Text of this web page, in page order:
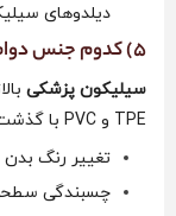
دیلدوهای
5) کدوم جنس دوام بیشتری داره و دیر خراب میشه؟
سیلیکون پزشکی
TPE و PVC با گذشت زمان ممکنه:
تغییر رنگ بدن
چسبندگی